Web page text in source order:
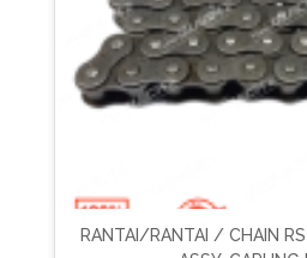
RANTAI/RANTAI / CHAIN